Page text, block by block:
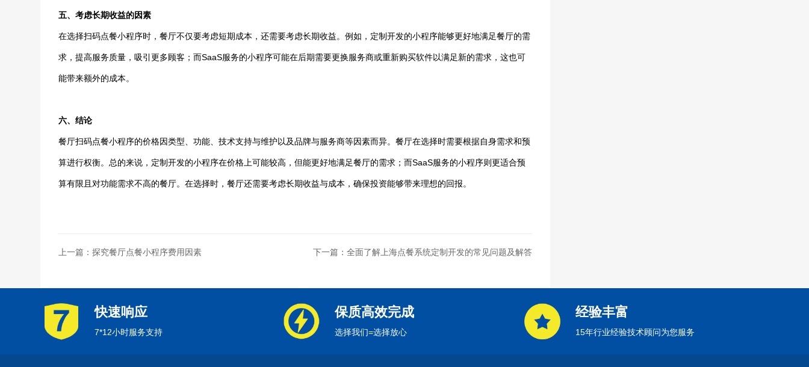
五、考虑长期收益的因素
在选择扫码点餐小程序时，餐厅不仅要考虑短期成本，还需要考虑长期收益。例如，定制开发的小程序能够更好地满足餐厅的需
求，提高服务质量，吸引更多顾客；而SaaS服务的小程序可能在后期需要更换服务商或重新购买软件以满足新的需求，这也可
能带来额外的成本。
六、结论
餐厅扫码点餐小程序的价格因类型、功能、技术支持与维护以及品牌与服务商等因素而异。餐厅在选择时需要根据自身需求和预
算进行权衡。总的来说，定制开发的小程序在价格上可能较高，但能更好地满足餐厅的需求；而SaaS服务的小程序则更适合预
算有限且对功能需求不高的餐厅。在选择时，餐厅还需要考虑长期收益与成本，确保投资能够带来理想的回报。
上一篇：探究餐厅点餐小程序费用因素 下一篇：全面了解上海点餐系统定制开发的常见问题及解答
快速响应
7*12小时服务支持
保质高效完成
选择我们=选择放心
经验丰富
15年行业经验技术顾问为您服务